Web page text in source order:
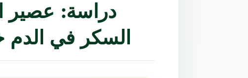
دراسة: عصير
السكر في الدم خلال 15 دقيقة